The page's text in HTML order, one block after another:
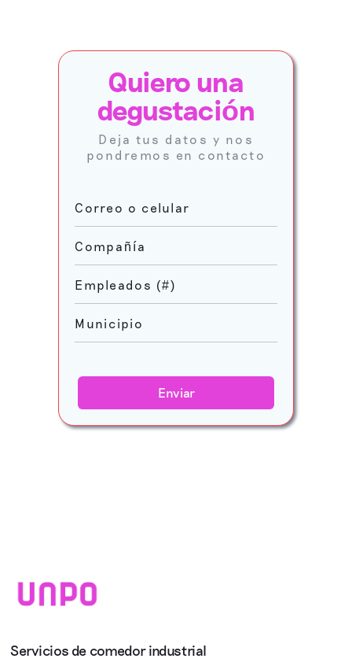
Quiero una
degustación
Deja tus datos y nos
pondremos en contacto
Servicios de comedor industrial